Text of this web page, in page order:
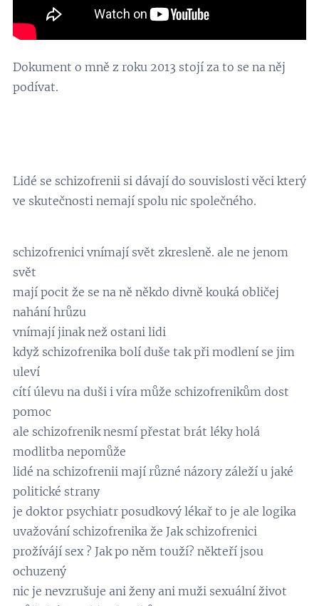
Dokument o mně z roku 2013 stojí za to se na něj
podívat.
Lidé se schizofrenii si dávají do souvislosti věci který
ve skutečnosti nemají spolu nic společného.
schizofrenici vnímají svět zkresleně. ale ne jenom
svět
mají pocit že se na ně někdo divně kouká obličej
nahání hrůzu
vnímají jinak než ostani lidi
když schizofrenika bolí duše tak při modlení se jim
uleví
cítí úlevu na duši i víra může schizofrenikům dost
pomoc
ale schizofrenik nesmí přestat brát léky holá
modlitba nepomůže
lidé na schizofrenii mají různé názory záleží u jaké
politické strany
je doktor psychiatr posudkový lékař to je ale logika
uvažování schizofrenika že Jak schizofrenici
prožívájí sex ? Jak po něm touží? někteří jsou
ochuzený
nic je nevzrušuje ani ženy ani muži sexuální život